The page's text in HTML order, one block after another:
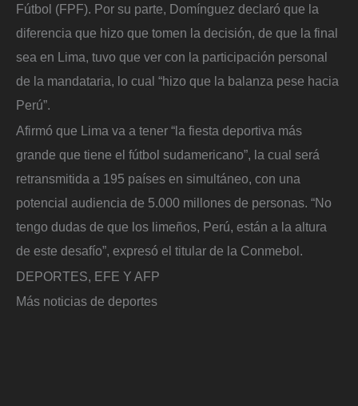
Fútbol (FPF). Por su parte, Domínguez declaró que la
diferencia que hizo que tomen la decisión, de que la final
sea en Lima, tuvo que ver con la participación personal
de la mandataria, lo cual “hizo que la balanza pese hacia
Perú”.
Afirmó que Lima va a tener “la fiesta deportiva más
grande que tiene el fútbol sudamericano”, la cual será
retransmitida a 195 países en simultáneo, con una
potencial audiencia de 5.000 millones de personas. “No
tengo dudas de que los limeños, Perú, están a la altura
de este desafío”, expresó el titular de la Conmebol.
DEPORTES, EFE Y AFP
Más noticias de deportes